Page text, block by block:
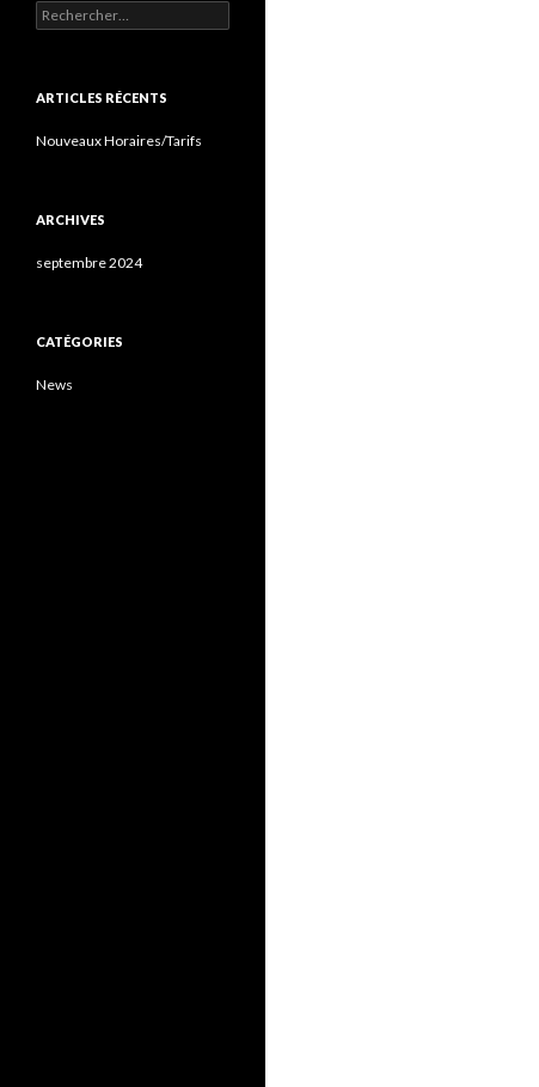
Rechercher :
ARTICLES RÉCENTS
Nouveaux Horaires/Tarifs
ARCHIVES
septembre 2024
CATÉGORIES
News